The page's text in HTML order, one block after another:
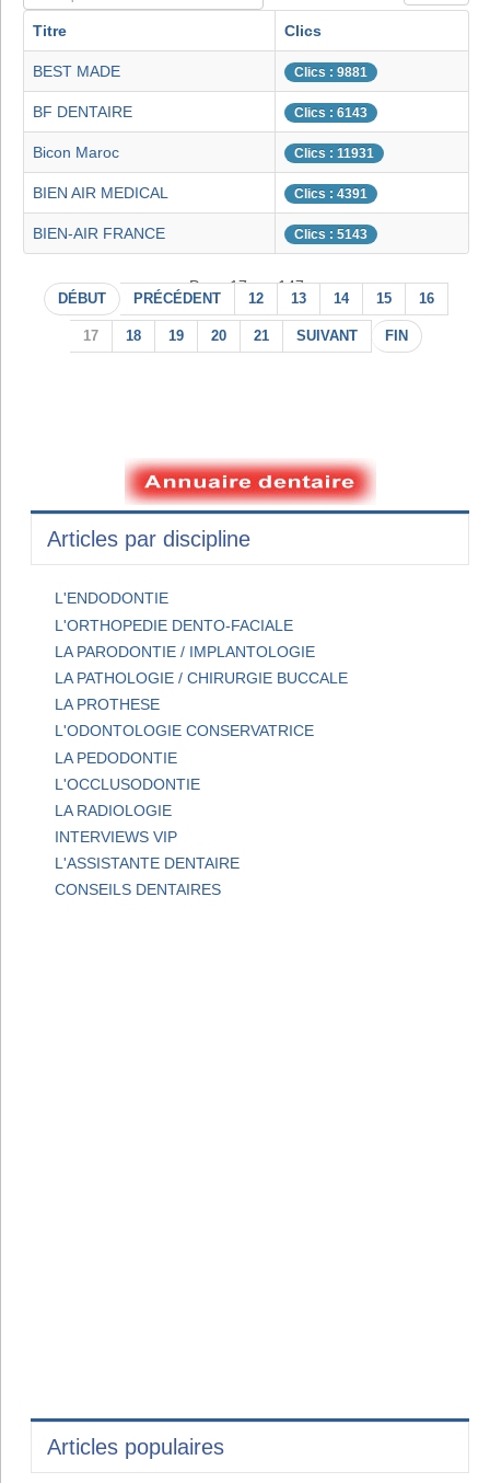
Titre Clics
BEST MADE Clics : 9881
BF DENTAIRE Clics : 6143
Bicon Maroc Clics : 11931
BIEN AIR MEDICAL Clics : 4391
BIEN-AIR FRANCE Clics : 5143
Page 17 sur 147
DÉBUT PRÉCÉDENT 12 13 14 15 16
17 18 19 20 21 SUIVANT FIN
Articles par discipline
L'ENDODONTIE
L'ORTHOPEDIE DENTO-FACIALE
LA PARODONTIE / IMPLANTOLOGIE
LA PATHOLOGIE / CHIRURGIE BUCCALE
LA PROTHESE
L'ODONTOLOGIE CONSERVATRICE
LA PEDODONTIE
L'OCCLUSODONTIE
LA RADIOLOGIE
INTERVIEWS VIP
L'ASSISTANTE DENTAIRE
CONSEILS DENTAIRES
Articles populaires